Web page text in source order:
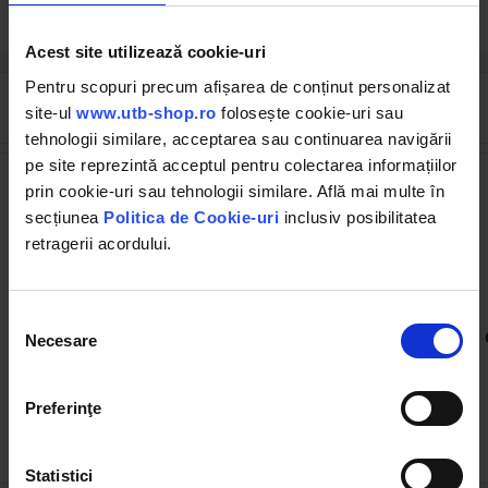
Acest site utilizează cookie-uri
Pentru scopuri precum afișarea de conținut personalizat
site-ul www.utb-shop.ro folosește cookie-uri sau
tehnologii similare, acceptarea sau continuarea navigării
pe site reprezintă acceptul pentru colectarea informațiilor
prin cookie-uri sau tehnologii similare. Află mai multe în
secțiunea Politica de Cookie-uri inclusiv posibilitatea
retragerii acordului.
consimțământului
Necesare
Preferinţe
Statistici
Cumpărate frecvent împreună
Semicuzineti etansare
standard pentru arborele
Cuzineti U-650 palier STD
103.01.090 standard